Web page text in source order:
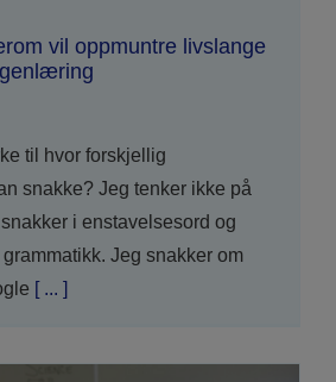
vil oppmuntre livslange
til hvor forskjellig
snakke? Jeg tenker ikke på
i enstavelsesord og
Jeg snakker om
[ ... ]